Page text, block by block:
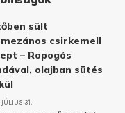
sült
csirkemell
– Ropogós
olajban sütés
31.